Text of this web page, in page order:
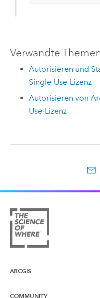
Verwandte
Autorisieren und
Single-Use-Lizenz
Autorisieren von
Use-Lizenz
ARCGIS
COMMUNITY